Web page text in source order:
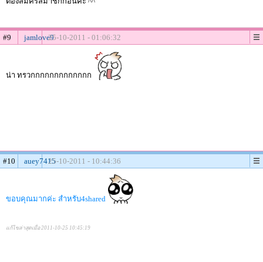
#9 jamlove925-10-2011 - 01:06:32
น่า ทรวกกกกกกกกกกกกก
#10 auey741525-10-2011 - 10:44:36
ขอบคุณมากค่ะ สำหรับ4shared
แก้ไขล่าสุดเมื่อ 2011-10-25 10:45:19